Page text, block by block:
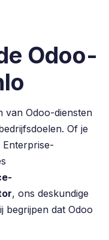
Odoo-
van Odoo-diensten
Of je
, ons deskundige
begrijpen dat Odoo